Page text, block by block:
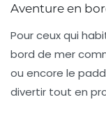
Aventure en
Pour ceux qui
bord de mer
ou encore le
divertir tout en